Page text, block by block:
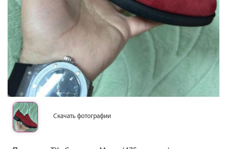
Скачать фотографии